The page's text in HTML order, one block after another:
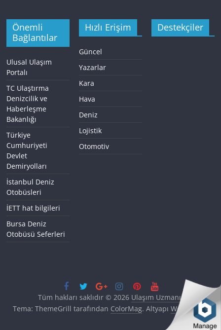
Önemli
Bağlantılar
Ulusal Ulaşım
Portalı
TC Ulaştırma
Denizcilik ve
Haberleşme
Bakanlığı
Türkiye
Cumhuriyeti
Devlet
Demiryolları
İstanbul Deniz
Otobüsleri
İETT hat bilgileri
Bursa Deniz
Otobüsü Seferleri
Hızlı Erişim
Güncel
Yazarlar
Kara
Hava
Deniz
Lojistik
Otomotiv
Destekçiler
Tüm hakları saklıdır © 2026 Ulaşım Uzmanı.
Tema: ThemeGrill tarafından ColorMag. Altyapı WordPress.